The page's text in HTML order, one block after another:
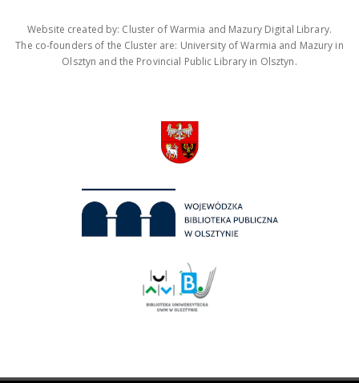
Website created by: Cluster of Warmia and Mazury Digital Library.
The co-founders of the Cluster are: University of Warmia and Mazury in
Olsztyn and the Provincial Public Library in Olsztyn.